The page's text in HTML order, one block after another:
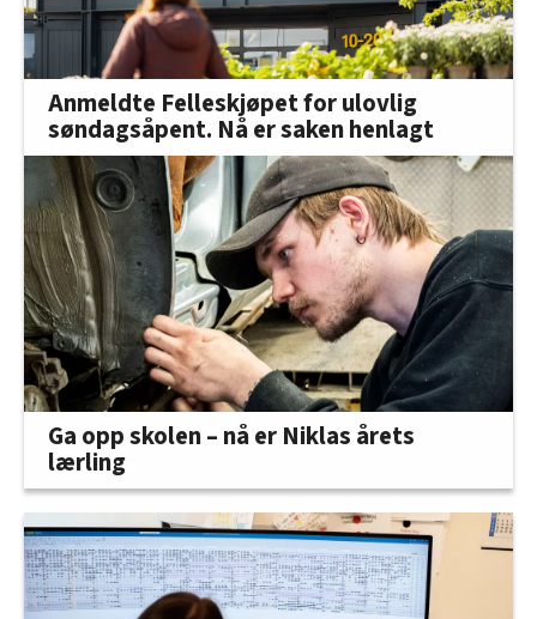
Anmeldte Felleskjøpet for ulovlig
søndagsåpent. Nå er saken henlagt
Ga opp skolen – nå er Niklas årets
lærling